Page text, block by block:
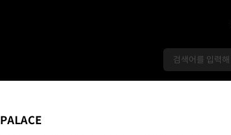
PALACE